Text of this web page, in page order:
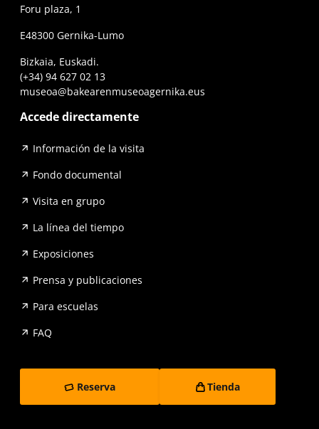
Foru plaza, 1
E48300 Gernika-Lumo
Bizkaia, Euskadi.
(+34) 94 627 02 13
museoa@bakearenmuseoagernika.eus
Accede directamente
Información de la visita
Fondo documental
Visita en grupo
La línea del tiempo
Exposiciones
Prensa y publicaciones
Para escuelas
FAQ
Reserva Tienda